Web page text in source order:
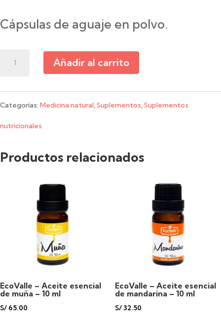
Cápsulas de aguaje en polvo.
EcoValle
Aguaje
en
Cápsulas
cáps.
cantidad
Añadir al carrito
Categorías: Medicina natural,Suplementos,Suplementos
nutricionales
Productos relacionados
EcoValle – Aceite esencial
de muña – 10 ml
S/ 65.00
EcoValle – Aceite esencial
de mandarina – 10 ml
S/32.50